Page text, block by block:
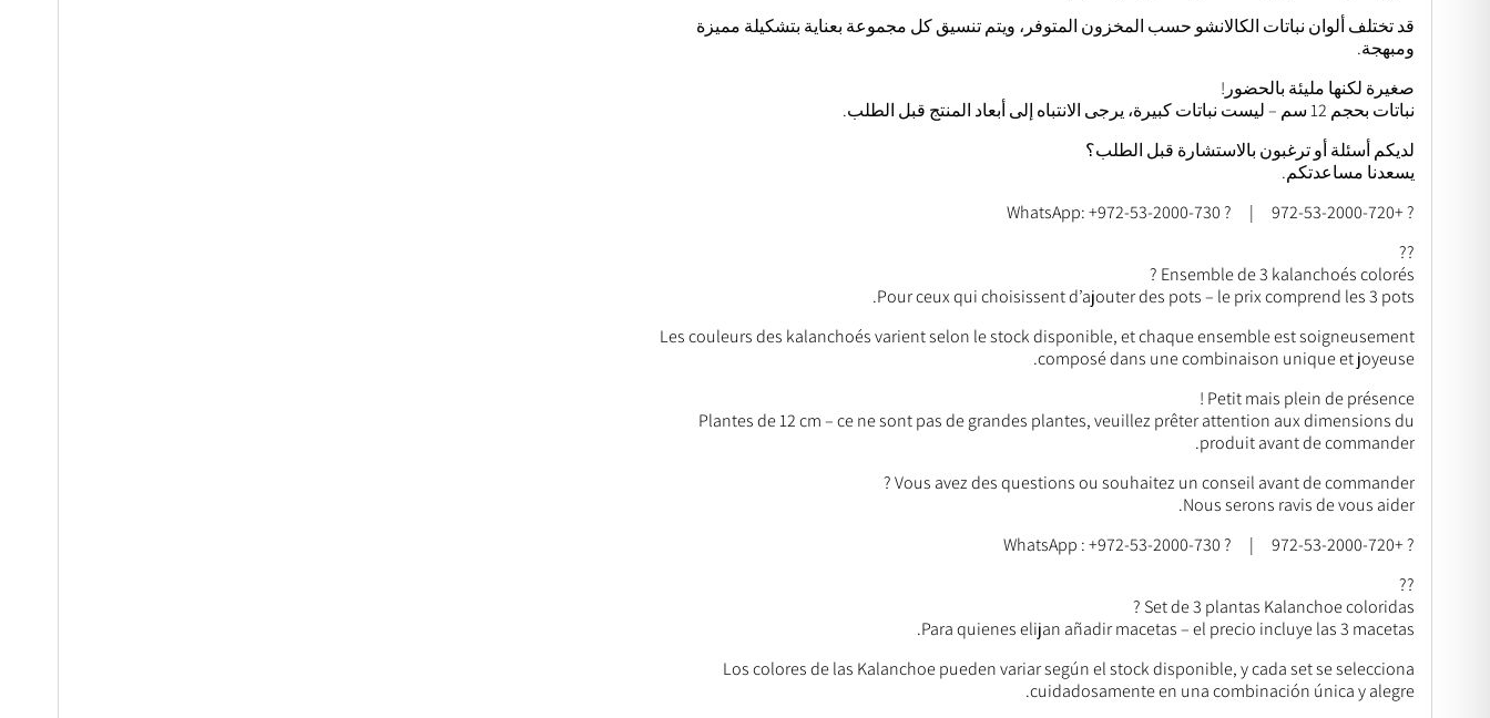
قد تختلف ألوان نباتات الكالانشو حسب المخزون المتوفر، ويتم تنسيق كل مجموعة بعناية بتشكيلة مميزة
ومبهجة.
صغيرة لكنها مليئة بالحضور!
نباتات بحجم 12 سم – ليست نباتات كبيرة، يرجى الانتباه إلى أبعاد المنتج قبل الطلب.
لديكم أسئلة أو ترغبون بالاستشارة قبل الطلب؟
يسعدنا مساعدتكم.
? +972-53-2000-720 | ? WhatsApp: +972-53-2000-730
??
Ensemble de 3 kalanchoés colorés ?
Pour ceux qui choisissent d’ajouter des pots – le prix comprend les 3 pots.
Les couleurs des kalanchoés varient selon le stock disponible, et chaque ensemble est soigneusement
composé dans une combinaison unique et joyeuse.
Petit mais plein de présence !
Plantes de 12 cm – ce ne sont pas de grandes plantes, veuillez prêter attention aux dimensions du
produit avant de commander.
Vous avez des questions ou souhaitez un conseil avant de commander ?
Nous serons ravis de vous aider.
? +972-53-2000-720 | ? WhatsApp : +972-53-2000-730
??
Set de 3 plantas Kalanchoe coloridas ?
Para quienes elijan añadir macetas – el precio incluye las 3 macetas.
Los colores de las Kalanchoe pueden variar según el stock disponible, y cada set se selecciona
cuidadosamente en una combinación única y alegre.